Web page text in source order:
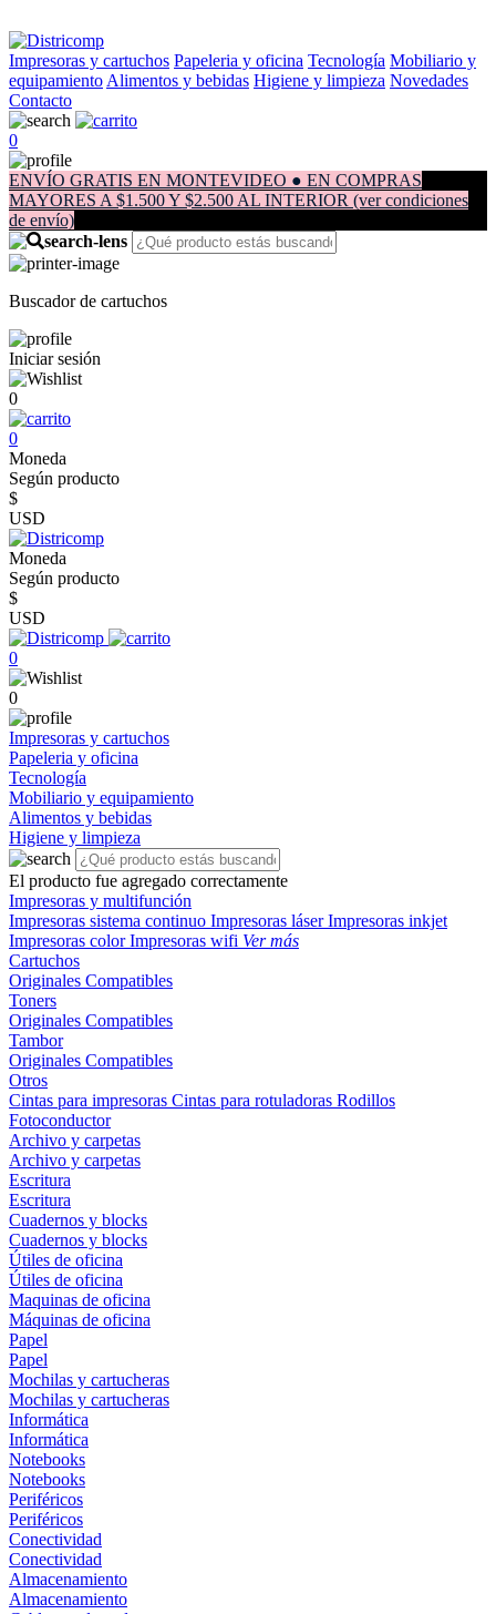
Impresoras y cartuchos Papeleria y oficina Tecnología Mobiliario y
equipamiento Alimentos y bebidas Higiene y limpieza Novedades
Contacto
0
ENVÍO GRATIS EN MONTEVIDEO ● EN COMPRAS
MAYORES A $1.500 Y $2.500 AL INTERIOR (ver condiciones
de envío)
Buscador de cartuchos
Iniciar sesión
0
0
Moneda
Según producto
$
USD
Moneda
Según producto
$
USD
0
0
Impresoras y cartuchos
Papeleria y oficina
Tecnología
Mobiliario y equipamiento
Alimentos y bebidas
Higiene y limpieza
El producto fue agregado correctamente
Impresoras y multifunción
Impresoras sistema continuo Impresoras láserImpresoras inkjet
Impresoras colorImpresoras wifi Ver más
Cartuchos
Originales Compatibles
Toners
Originales Compatibles
Tambor
Originales Compatibles
Otros
Cintas para impresoras Cintas para rotuladoras Rodillos
Fotoconductor
Archivo y carpetas
Archivo y carpetas
Escritura
Escritura
Cuadernos y blocks
Cuadernos y blocks
Útiles de oficina
Útiles de oficina
Maquinas de oficina
Máquinas de oficina
Papel
Papel
Mochilas y cartucheras
Mochilas y cartucheras
Informática
Informática
Notebooks
Notebooks
Periféricos
Periféricos
Conectividad
Conectividad
Almacenamiento
Almacenamiento